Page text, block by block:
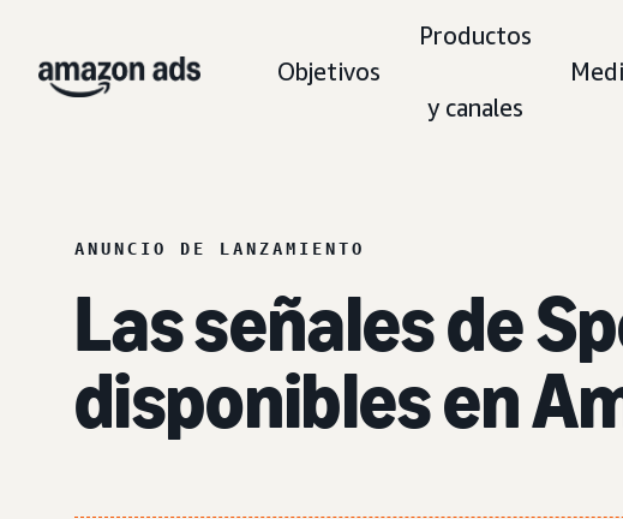
Objetivos
Productos
y canales
ANUNCIO DE LANZAMIENTO
Las señales de
disponibles en